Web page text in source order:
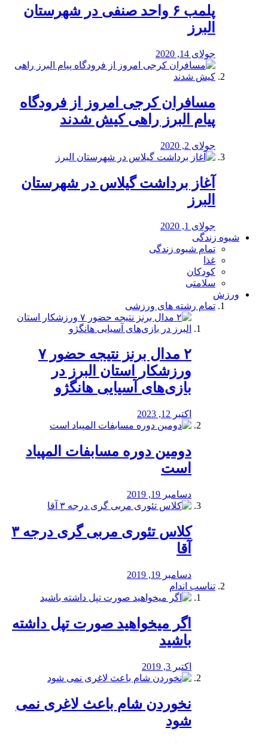
پلمب ۶ واحد صنفی در شهرستان
البرز
جولای 14, 2020
مسافران کرجی امروز از فرودگاه
پیام البرز راهی کیش شدند
جولای 2, 2020
آغاز برداشت گیلاس در شهرستان
البرز
جولای 1, 2020
شیوه زندگی
تمام شیوه زندگی
غذا
کودکان
سلامتی
ورزش
تمام رشته های ورزشی
۲ مدال برنز نتیجه حضور ۷
ورزشکار استان البرز در
بازی‌های آسیایی هانگژو
اکتبر 12, 2023
دومین دوره مسابفات المپیاد
است
دسامبر 19, 2019
کلاس تئوری مربی گری درجه ۳
آقا
دسامبر 19, 2019
تناسب اندام
اگر میخواهید صورت تپل داشته
باشید
اکتبر 3, 2019
نخوردن شام باعث لاغری نمی
‌شود